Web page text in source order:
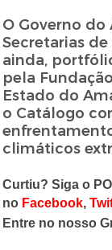
O Governo do
Secretarias
ainda,
pela
Estado do
o Catálogo
climáticos
Curtiu? Siga o
no Facebook,
Entre no nosso